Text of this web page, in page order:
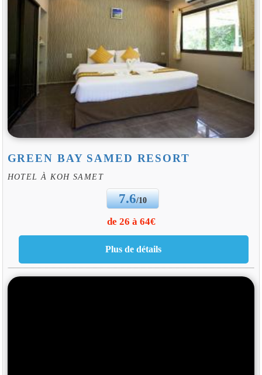
GREEN BAY SAMED RESORT
HOTEL À KOH SAMET
7.6/10
de 26 à 64€